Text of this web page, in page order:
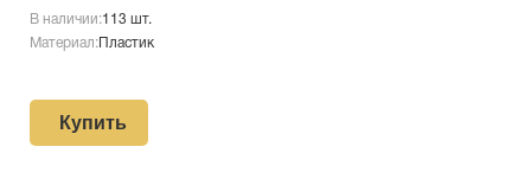
В наличии:113 шт.
Материал: Пластик
Купить